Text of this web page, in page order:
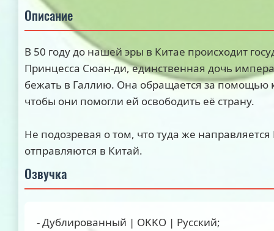
Описание
В 50 году до нашей эры в Китае происходит
Принцесса Сюан-ди, единственная дочь
бежать в Галлию. Она обращается за помощью
чтобы они помогли ей освободить её страну.
Не подозревая о том, что туда же
отправляются в Китай.
Озвучка
- Дублированный | OKKO | Русский;